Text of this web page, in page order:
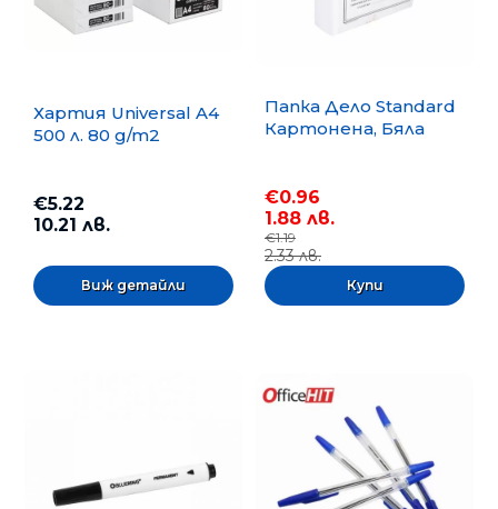
Хартия Universal A4
500 л. 80 g/m2
€5.22
10.21 лв.
Виж детайли
Папка Дело Standard
Картонена, Бяла
€0.96
1.88 лв.
€1.19
2.33 лв.